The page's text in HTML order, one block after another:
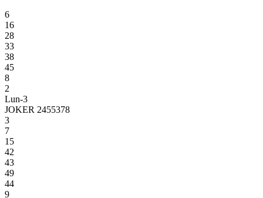
6
16
28
33
38
45
8
2
Lun-3
JOKER 2455378
3
7
15
42
43
49
44
9